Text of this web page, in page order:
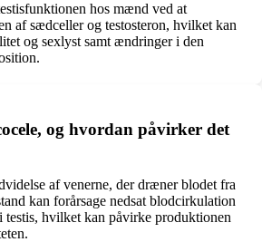
hos mænd ved at
af sædceller og testosteron, hvilket kan
og sexlyst samt ændringer i den
og hvordan påvirker det
af venerne, der dræner blodet fra
kan forårsage nedsat blodcirkulation
testis, hvilket kan påvirke produktionen